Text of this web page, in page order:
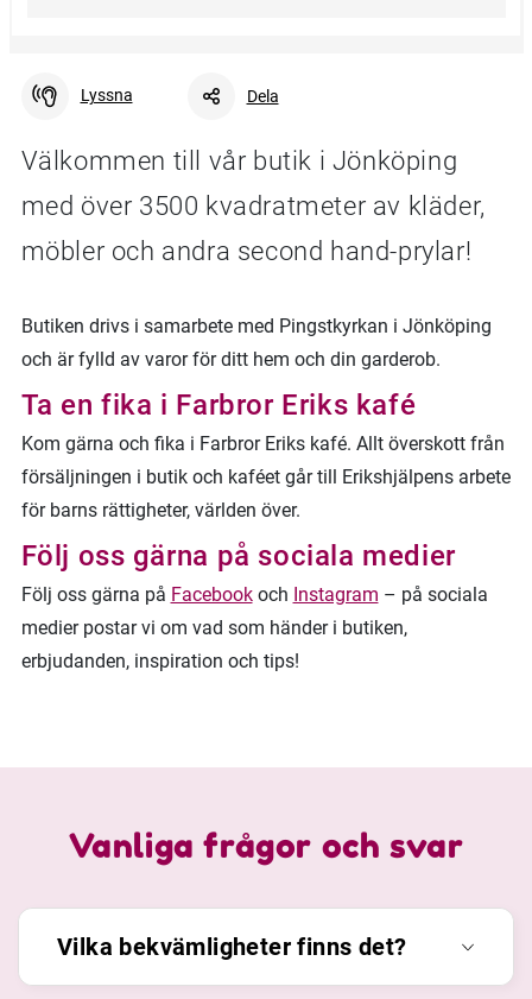
Lyssna Dela
Välkommen till vår butik i Jönköping
med över 3500 kvadratmeter av kläder,
möbler och andra second hand-prylar!
Butiken drivs i samarbete med Pingstkyrkan i Jönköping
och är fylld av varor för ditt hem och din garderob.
Ta en fika i Farbror Eriks kafé
Kom gärna och fika i Farbror Eriks kafé. Allt överskott från
försäljningen i butik och kaféet går till Erikshjälpens arbete
för barns rättigheter, världen över.
Följ oss gärna på sociala medier
Följ oss gärna på Facebookoch Instagram – på sociala
medier postar vi om vad som händer i butiken,
erbjudanden, inspiration och tips!
Vanliga frågor och svar
Vilka bekvämligheter finns det?